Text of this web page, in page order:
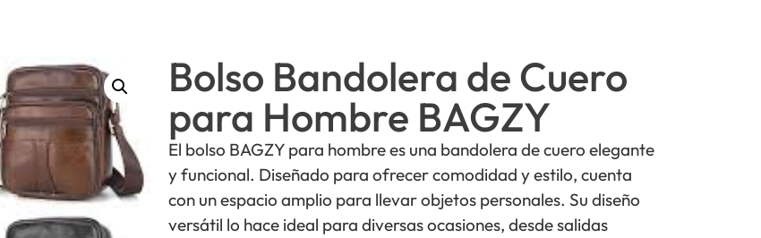
Bolso Bandolera de Cuero
para Hombre BAGZY
El bolso BAGZY para hombre es una bandolera de cuero elegante
y funcional. Diseñado para ofrecer comodidad y estilo, cuenta
con un espacio amplio para llevar objetos personales. Su diseño
versátil lo hace ideal para diversas ocasiones, desde salidas